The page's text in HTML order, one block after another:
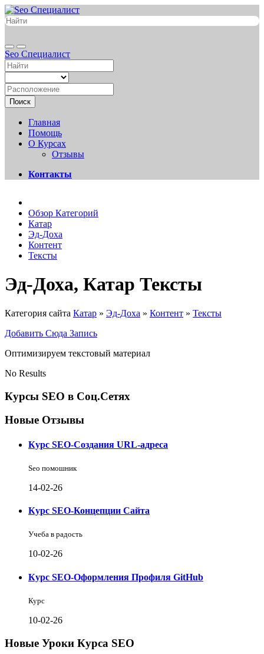
Seo Специалист
Поиск
Главная
Помощь
О Курсах
Отзывы
Контакты
Обзор Категорий
Катар
Эд-Доха
Контент
Тексты
Эд-Доха, Катар Тексты
Категория сайта Катар » Эд-Доха » Контент » Тексты
Добавить Сюда Запись
Оптимизируем текстовый материал
No Results
Курсы SEO в Соц.Сетях
Новые Отзывы
Курс SEO-Создания URL-адреса
Seo помошник
14-02-26
Курс SEO-Концепции Сайта
Учеба в радость
10-02-26
Курс SEO-Оформления Профиля GitHub
Курс
10-02-26
Новые Уроки Курса SEO